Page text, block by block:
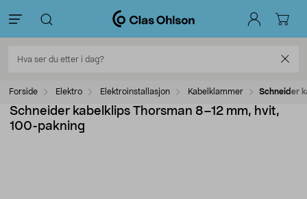
Forside Elektro Elektroinstallasjon Kabelklammer Schneider
Schneider kabelklips Thorsman 8–12 mm, hvit,
100-pakning